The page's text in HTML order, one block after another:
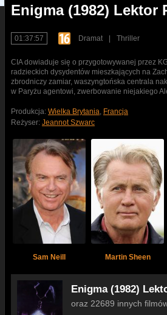
Enigma (1982) Lektor
01:37:57 Dramat Thriller
CIA dowiaduje się o przygotowywanej przez
radzieckich dysydentów mieszkających na
zbrodniczy zamiar, waszyngtońska centrala
w Paryżu agentowi, zwerbowanie niejakiego
Produkcja: Wielka Brytania, Francja
Reżyser: Jeannot Szwarc
Sam Neill Martin Sheen
Enigma (1982)
oraz 22689 innych